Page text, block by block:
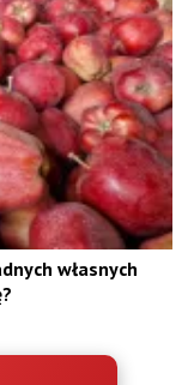
własnych